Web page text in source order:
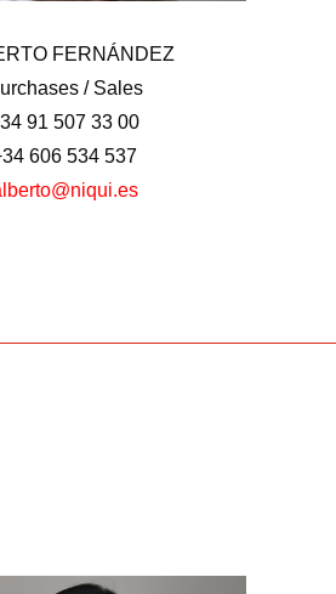
FERNÁNDEZ
/ Sales
91 507 33 00
606 534 537